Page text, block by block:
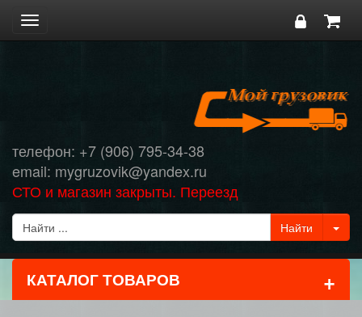
Toggle
navigation
телефон: +7 (906) 795-34-38
email: mygruzovik@yandex.ru
СТО и магазин закрыты. Переезд
КАТАЛОГ ТОВАРОВ +